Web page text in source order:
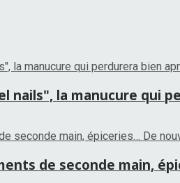
nails", la manucure qui
de seconde main,